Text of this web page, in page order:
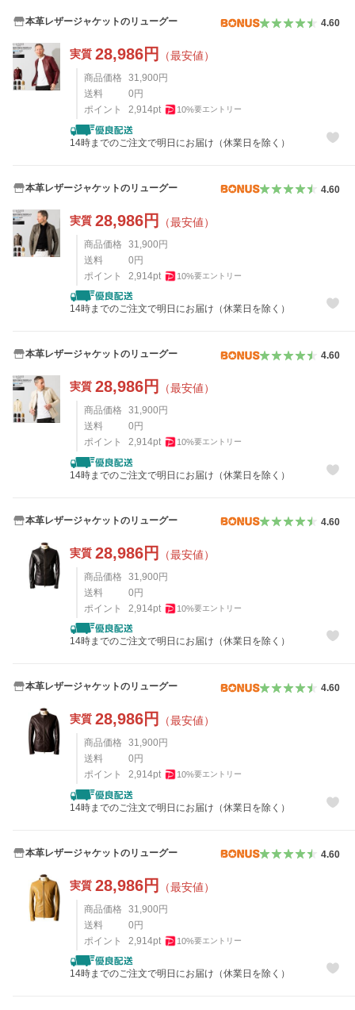
本革レザージャケットのリューグー 4.60
実質 28,986円 （最安値）
商品価格 31,900 円
送料
0 円
ポイント
2,914pt 10%要エントリー
14時までのご注文で明日にお届け（休業日を除く）
本革レザージャケットのリューグー 4.60
実質 28,986円 （最安値）
商品価格 31,900円
送料
0円
ポイント
2,914pt 10%要エントリー
14時までのご注文で明日にお届け（休業日を除く）
本革レザージャケットのリューグー 4.60
実質 28,986円 （最安値）
商品価格 31,900 円
送料
0 円
ポイント
2,914pt 10%要エントリー
14時までのご注文で明日にお届け（休業日を除く）
本革レザージャケットのリューグー 4.60
実質 28,986円 （最安値）
商品価格 31,900円
送料
0円
ポイント
2,914pt 10%要エントリー
14時までのご注文で明日にお届け（休業日を除く）
本革レザージャケットのリューグー 4.60
実質 28,986円 （最安値）
商品価格 31,900 円
送料
0 円
ポイント
2,914pt 10%要エントリー
14時までのご注文で明日にお届け（休業日を除く）
本革レザージャケットのリューグー 4.60
実質 28,986円 （最安値）
商品価格 31,900円
送料
0円
ポイント
2,914pt 10%要エントリー
14時までのご注文で明日にお届け（休業日を除く）